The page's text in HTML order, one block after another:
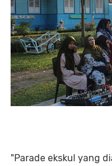
"Parade ekskul yang